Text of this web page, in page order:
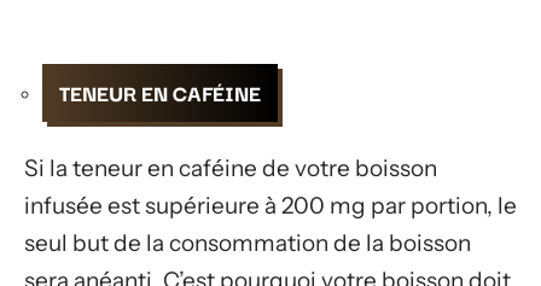
TENEUR EN CAFÉINE
Si la teneur en caféine de votre boisson
infusée est supérieure à 200 mg par portion, le
seul but de la consommation de la boisson